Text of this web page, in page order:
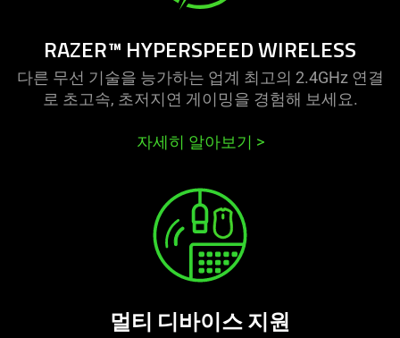
RAZER™ HYPERSPEED WIRELESS
다른 무선 기술을 능가하는 업계 최고의 2.4GHz 연결
로 초고속, 초저지연 게이밍을 경험해 보세요.
자세히 알아보기 >
멀티 디바이스 지원